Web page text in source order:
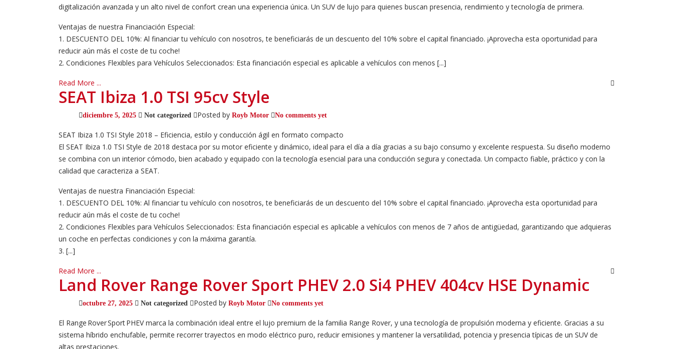
digitalización avanzada y un alto nivel de confort crean una experiencia única. Un SUV de lujo para quienes buscan presencia, rendimiento y tecnología de primera.
Ventajas de nuestra Financiación Especial:
1. DESCUENTO DEL 10%: Al financiar tu vehículo con nosotros, te beneficiarás de un descuento del 10% sobre el capital financiado. ¡Aprovecha esta oportunidad para
reducir aún más el coste de tu coche!
2. Condiciones Flexibles para Vehículos Seleccionados: Esta financiación especial es aplicable a vehículos con menos [...]
Read More ...
SEAT Ibiza 1.0 TSI 95cv Style
diciembre 5, 2025 Not categorized Posted by Royb Motor No comments yet
SEAT Ibiza 1.0 TSI Style 2018 – Eficiencia, estilo y conducción ágil en formato compacto
El SEAT Ibiza 1.0 TSI Style de 2018 destaca por su motor eficiente y dinámico, ideal para el día a día gracias a su bajo consumo y excelente respuesta. Su diseño moderno
se combina con un interior cómodo, bien acabado y equipado con la tecnología esencial para una conducción segura y conectada. Un compacto fiable, práctico y con la
calidad que caracteriza a SEAT.
Ventajas de nuestra Financiación Especial:
1. DESCUENTO DEL 10%: Al financiar tu vehículo con nosotros, te beneficiarás de un descuento del 10% sobre el capital financiado. ¡Aprovecha esta oportunidad para
reducir aún más el coste de tu coche!
2. Condiciones Flexibles para Vehículos Seleccionados: Esta financiación especial es aplicable a vehículos con menos de 7 años de antigüedad, garantizando que adquieras
un coche en perfectas condiciones y con la máxima garantía.
3. [...]
Read More ...
Land Rover Range Rover Sport PHEV 2.0 Si4 PHEV 404cv HSE Dynamic
octubre 27, 2025 Not categorized Posted by Royb Motor No comments yet
El Range Rover Sport PHEV marca la combinación ideal entre el lujo premium de la familia Range Rover, y una tecnología de propulsión moderna y eficiente. Gracias a su
sistema híbrido enchufable, permite recorrer trayectos en modo eléctrico puro, reducir emisiones y mantener la versatilidad, potencia y presencia típicas de un SUV de
altas prestaciones.